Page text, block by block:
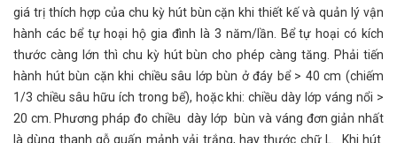
giá trị thích hợp của chu kỳ hút bùn cặn khi thiết kế và quản lý vận
hành các bể tự hoại hộ gia đình là 3 năm/lần. Bể tự hoại có kích
thước càng lớn thì chu kỳ hút bùn cho phép càng tăng. Phải tiến
hành hút bùn cặn khi chiều sâu lớp bùn ở đáy bể > 40 cm (chiếm
1/3 chiều sâu hữu ích trong bể), hoặc khi: chiều dày lớp váng nổi >
20 cm. Phương pháp đo chiều dày lớp bùn và váng đơn giản nhất
là dùng thanh gỗ quấn mảnh vải trắng, hay thước chữ L. Khi hút